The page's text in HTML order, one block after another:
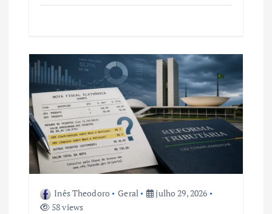
Inês Theodoro Geral
julho 29, 2026
58 views